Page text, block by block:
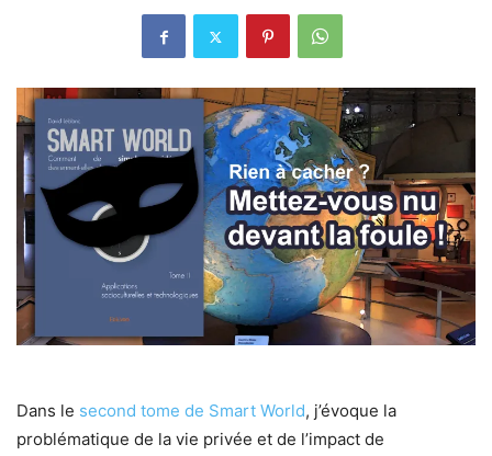
Dans le second tome de Smart World, j’évoque la
problématique de la vie privée et de l’impact de